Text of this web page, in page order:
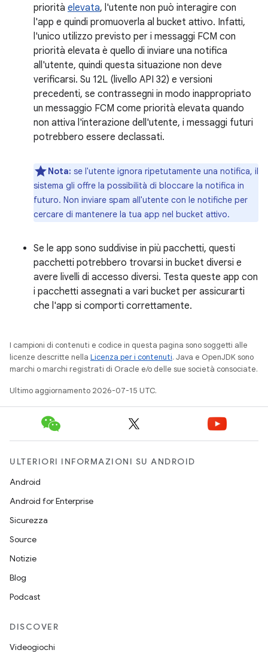
priorità elevata, l'utente non può interagire con
l'app e quindi promuoverla al bucket attivo. Infatti,
l'unico utilizzo previsto per i messaggi FCM con
priorità elevata è quello di inviare una notifica
all'utente, quindi questa situazione non deve
verificarsi. Su 12L (livello API 32) e versioni
precedenti, se contrassegni in modo inappropriato
un messaggio FCM come priorità elevata quando
non attiva l'interazione dell'utente, i messaggi futuri
potrebbero essere declassati.
Nota: se l'utente ignora ripetutamente una notifica, il
sistema gli offre la possibilità di bloccare la notifica in
futuro. Non inviare spam all'utente con le notifiche per
cercare di mantenere la tua app nel bucket attivo.
Se le app sono suddivise in più pacchetti, questi
pacchetti potrebbero trovarsi in bucket diversi e
avere livelli di accesso diversi. Testa queste app con
i pacchetti assegnati a vari bucket per assicurarti
che l'app si comporti correttamente.
I campioni di contenuti e codice in questa pagina sono soggetti alle
licenze descritte nella Licenza per i contenuti. Java e OpenJDK sono
marchi o marchi registrati di Oracle e/o delle sue società consociate.
Ultimo aggiornamento 2026-07-15 UTC.
ULTERIORI INFORMAZIONI SU ANDROID
Android
Android for Enterprise
Sicurezza
Source
Notizie
Blog
Podcast
DISCOVER
Videogiochi